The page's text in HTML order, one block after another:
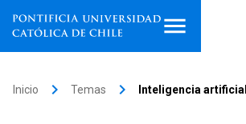
Inicio keyboard_arrow_right Temas keyboard_arrow_right Inteligencia artificial